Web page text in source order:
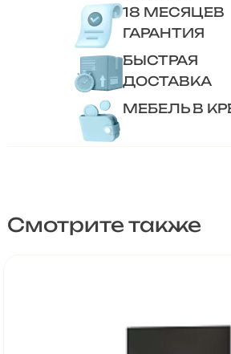
18 МЕСЯЦЕВ
ГАРАНТИЯ
БЫСТРАЯ
ДОСТАВКА
МЕБЕЛЬ В
Смотрите также